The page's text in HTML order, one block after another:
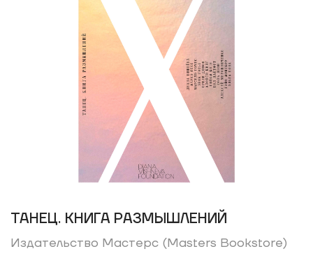
ТАНЕЦ. КНИГА РАЗМЫШЛЕНИЙ
Издательство Мастерс (Masters Bookstore)